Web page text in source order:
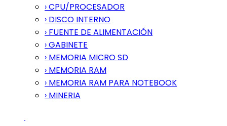
› CPU/PROCESADOR
› DISCO INTERNO
› FUENTE DE ALIMENTACIÓN
› GABINETE
› MEMORIA MICRO SD
› MEMORIA RAM
› MEMORIA RAM PARA NOTEBOOK
› MINERIA